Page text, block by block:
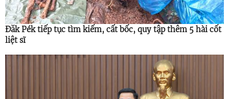
Đăk Pék tiếp tục tìm kiếm, cất bốc, quy tập thêm 5 hài cốt
liệt sĩ